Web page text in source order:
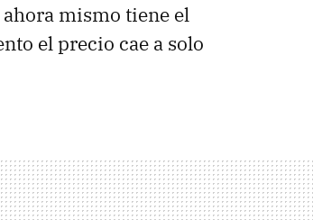
mismo tiene el
el precio cae a solo